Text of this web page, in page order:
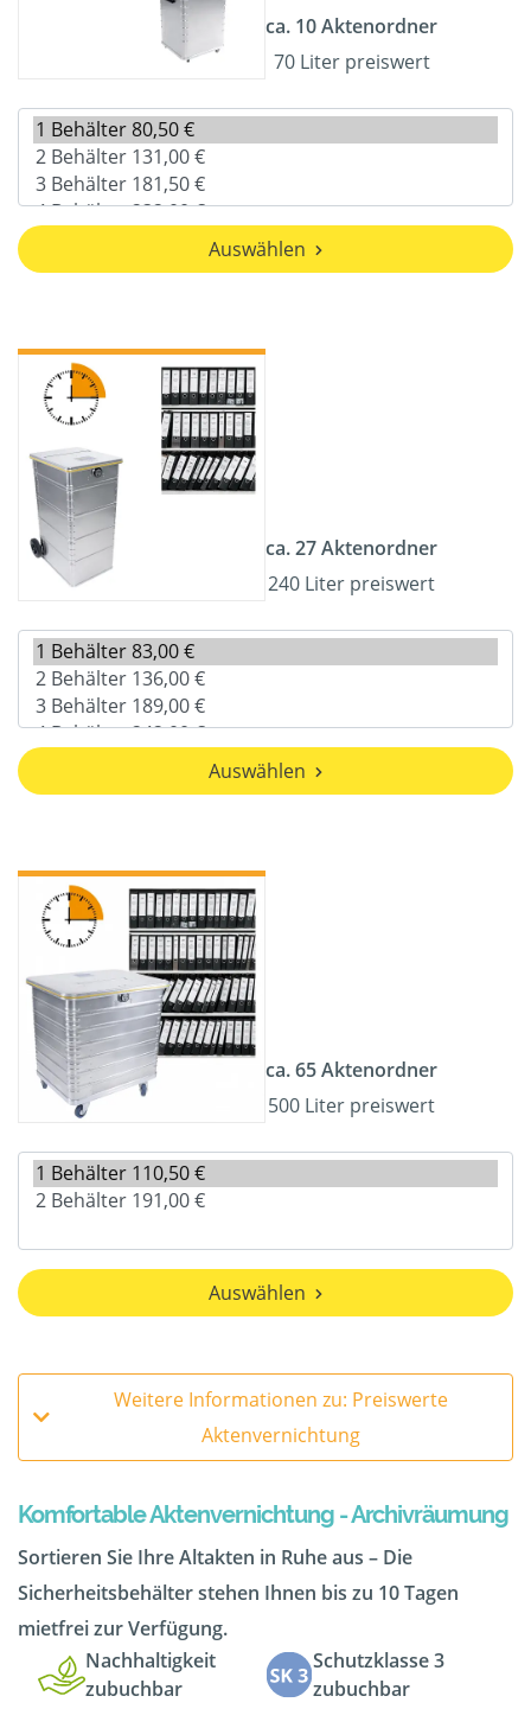
ca. 10 Aktenordner
70 Liter preiswert
Auswählen
ca. 27 Aktenordner
240 Liter preiswert
Auswählen
ca. 65 Aktenordner
500 Liter preiswert
Auswählen
Weitere Informationen zu: Preiswerte
Aktenvernichtung
Komfortable Aktenvernichtung - Archivräumung
Sortieren Sie Ihre Altakten in Ruhe aus – Die
Sicherheitsbehälter stehen Ihnen bis zu 10 Tagen
mietfrei zur Verfügung.
Nachhaltigkeit
zubuchbar
Schutzklasse 3
zubuchbar